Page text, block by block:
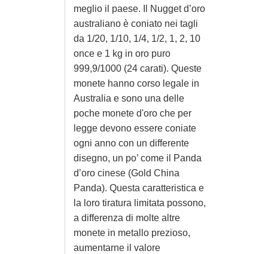
meglio il paese. Il Nugget d’oro
australiano è coniato nei tagli
da 1/20, 1/10, 1/4, 1/2, 1, 2, 10
once e 1 kg in oro puro
999,9/1000 (24 carati). Queste
monete hanno corso legale in
Australia e sono una delle
poche monete d'oro che per
legge devono essere coniate
ogni anno con un differente
disegno, un po’ come il Panda
d’oro cinese (Gold China
Panda). Questa caratteristica e
la loro tiratura limitata possono,
a differenza di molte altre
monete in metallo prezioso,
aumentarne il valore